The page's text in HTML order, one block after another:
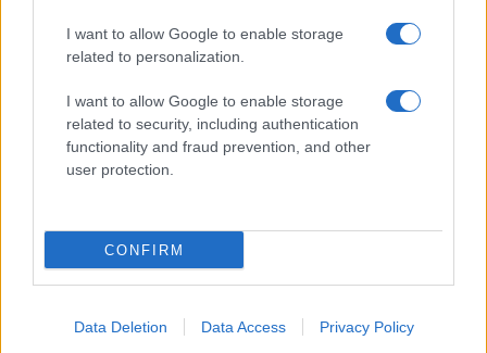
I want to allow Google to enable storage
related to personalization.
I want to allow Google to enable storage
related to security, including authentication
functionality and fraud prevention, and other
user protection.
CONFIRM
Data Deletion Data Access Privacy Policy